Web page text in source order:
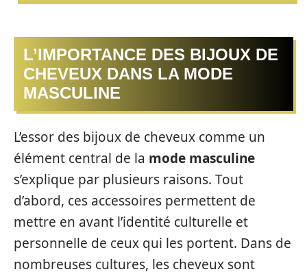
L’IMPORTANCE DES BIJOUX DE
CHEVEUX DANS LA MODE
MASCULINE
L’essor des bijoux de cheveux comme un
élément central de la mode masculine
s’explique par plusieurs raisons. Tout
d’abord, ces accessoires permettent de
mettre en avant l’identité culturelle et
personnelle de ceux qui les portent. Dans de
nombreuses cultures, les cheveux sont